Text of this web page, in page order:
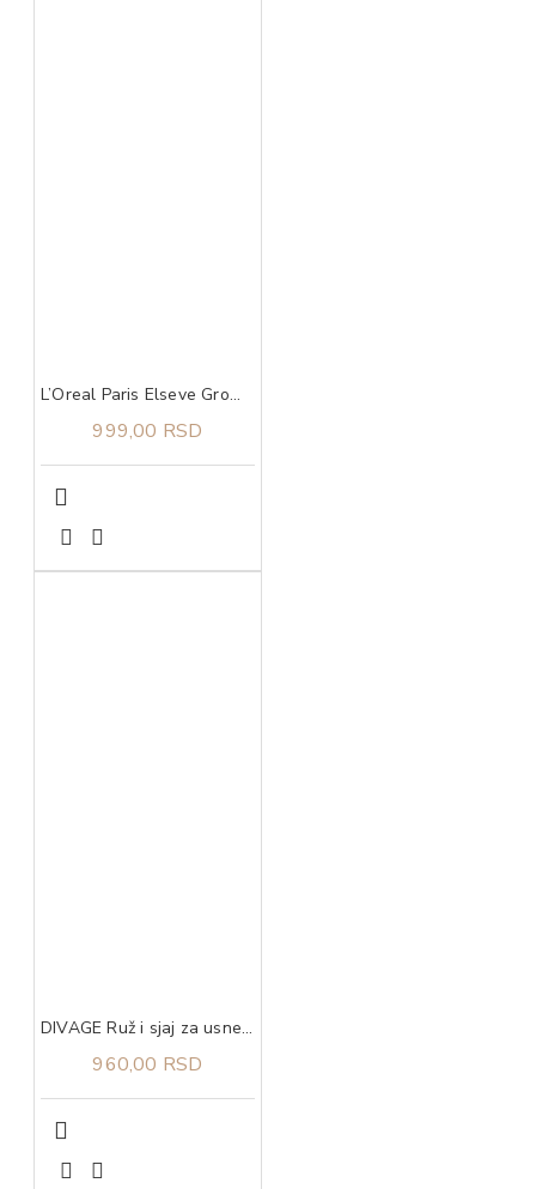
L’Oreal Paris Elseve Growth Booster šampon 200 ml
999,00 RSD
DIVAGE Ruž i sjaj za usne good vibes hypnotic fucsia 03
960,00 RSD